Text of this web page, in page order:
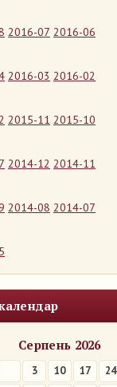
2016-07 2016-06
2016-03 2016-02
2015-11 2015-10
2014-12 2014-11
2014-08 2014-07
Серпень 2026
3 10 17 24